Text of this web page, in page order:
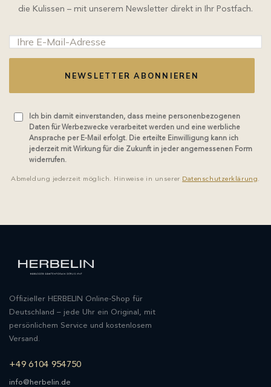
die Kulissen – mit unserem Newsletter direkt in Ihr Postfach.
NEWSLETTER ABONNIEREN
Ich bin damit einverstanden, dass meine personenbezogenen
Daten für Werbezwecke verarbeitet werden und eine werbliche
Ansprache per E-Mail erfolgt. Die erteilte Einwilligung kann ich
jederzeit mit Wirkung für die Zukunft in jeder angemessenen Form
widerrufen.
Abmeldung jederzeit möglich. Hinweise in unserer Datenschutzerklärung.
Offizieller HERBELIN Online-Shop für
Deutschland – jede Uhr ein Original, mit
persönlichem Service und kostenlosem
Versand.
+49 6104 954750
info@herbelin.de